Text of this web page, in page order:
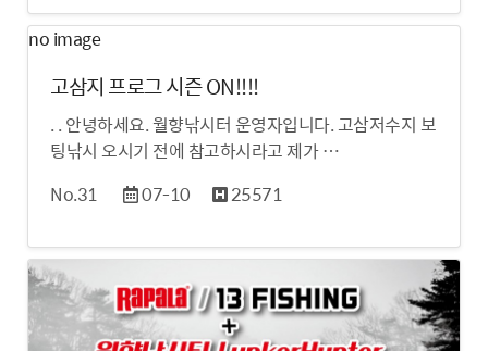
no image
고삼지 프로그 시즌 ON!!!!
. . 안녕하세요. 월향낚시터 운영자입니다. 고삼저수지 보
팅낚시 오시기 전에 참고하시라고 제가 …
No.31
07-10 25571